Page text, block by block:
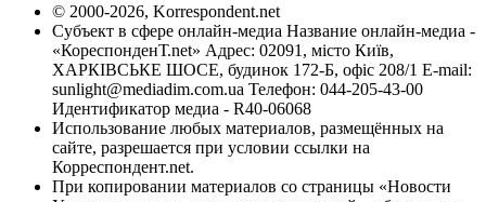
© 2000-2026, Korrespondent.net
Субъект в сфере онлайн-медиа Название онлайн-медиа -
«КореспонденТ.net» Адрес: 02091, місто Київ,
ХАРКІВСЬКЕ ШОСЕ, будинок 172-Б, офіс 208/1 E-mail:
sunlight@mediadim.com.ua Телефон: 044-205-43-00
Идентификатор медиа - R40-06068
Использование любых материалов, размещённых на
сайте, разрешается при условии ссылки на
Корреспондент.net.
При копировании материалов со страницы «Новости